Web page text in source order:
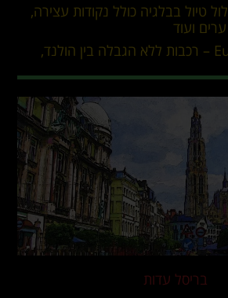
טיול בבלגיה כולל נקודות עצירה,
ועוד
כרטיס הרכבות Eurail – רכבות ללא הגבלה בין הולנד,
בריסל עדות